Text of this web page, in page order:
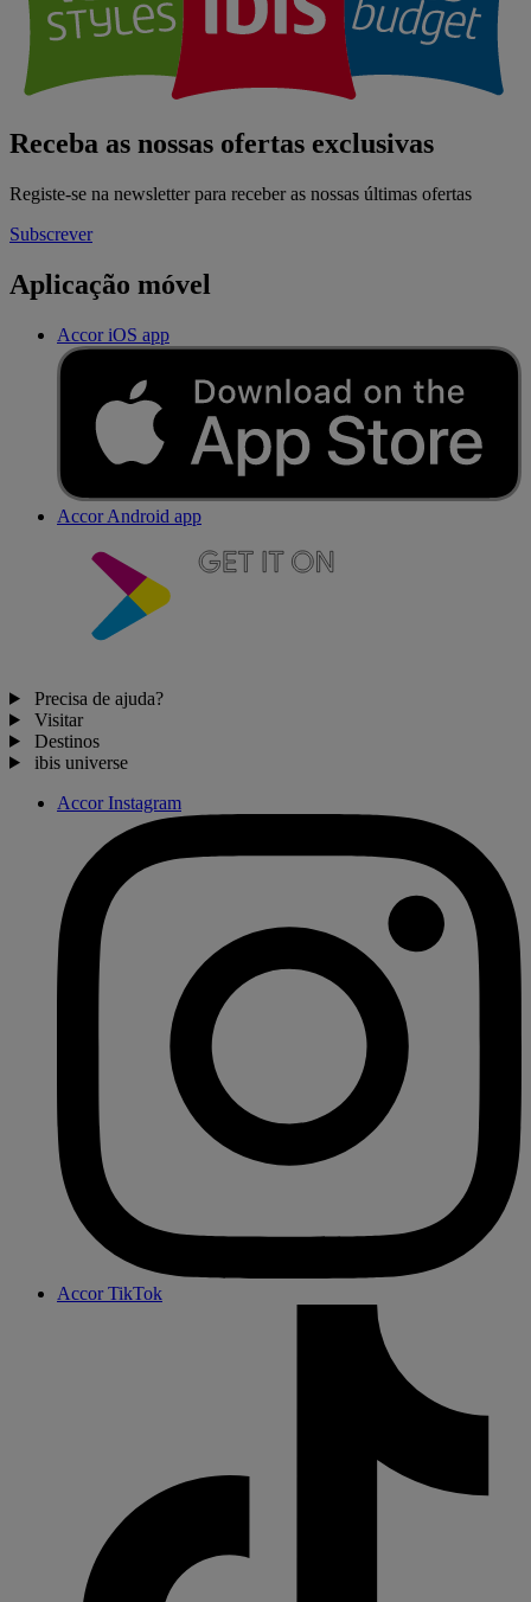
Receba as nossas ofertas exclusivas
Registe-se na newsletter para receber as nossas últimas ofertas
Subscrever
Aplicação móvel
Accor iOS app
Accor Android app
Precisa de ajuda?
Visitar
Destinos
ibis universe
Accor Instagram
Accor TikTok